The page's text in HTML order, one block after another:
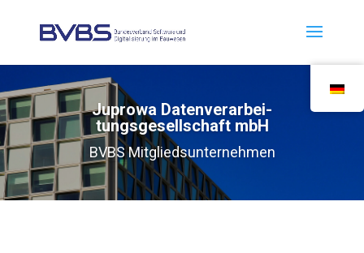
Jupro­wa Daten­ver­ar­bei­
tungs­ge­sell­schaft mbH
BVBS Mit­glieds­un­ter­neh­men